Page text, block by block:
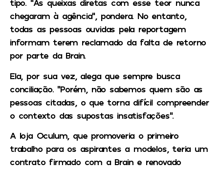
tipo. “As queixas diretas com esse teor nunca
chegaram à agência”, pondera. No entanto,
todas as pessoas ouvidas pela reportagem
informam terem reclamado da falta de retorno
por parte da Brain.
Ela, por sua vez, alega que sempre busca
conciliação. “Porém, não sabemos quem são as
pessoas citadas, o que torna difícil compreender
o contexto das supostas insatisfações”.
A loja Oculum, que promoveria o primeiro
trabalho para os aspirantes a modelos, teria um
contrato firmado com a Brain e renovado